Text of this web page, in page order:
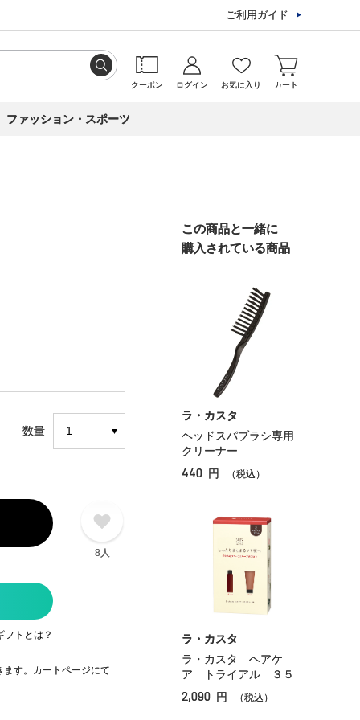
ご利用ガイド
クーポン ログイン お気に入り カート
ファッション・スポーツ
数量
8人
フトとは？
す。カートページにて
この商品と一緒に
購入されている商品
ラ・カスタ
ヘッドスパブラシ専用
クリーナー
440 円 （税込）
ラ・カスタ
ラ・カスタ ヘアケ
ア トライアル ３５
2,090 円 （税込）